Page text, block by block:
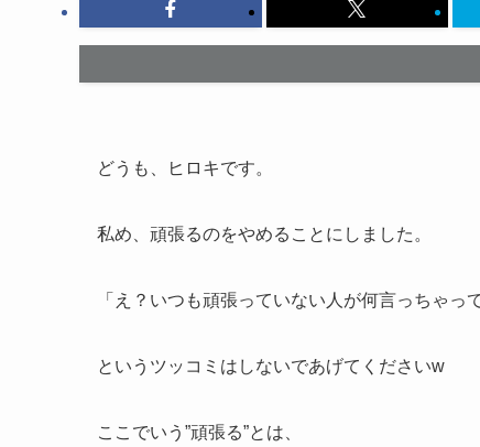
どうも、ヒロキです。
私め、頑張るのをやめることにしました。
「え？いつも頑張っていない人が何言っちゃっ
というツッコミはしないであげてくださいw
ここでいう”頑張る”とは、